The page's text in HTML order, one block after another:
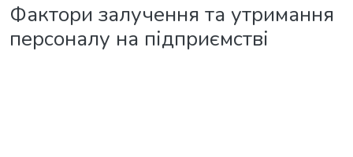
Фактори залучення та утримання
персоналу на підприємстві